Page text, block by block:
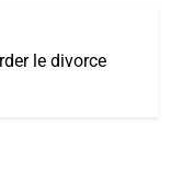
le divorce